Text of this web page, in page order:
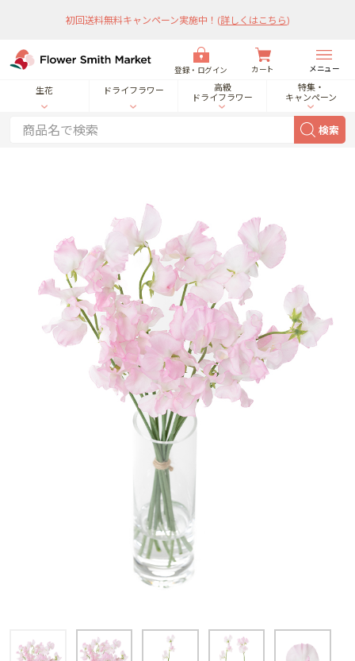
初回送料無料キャンペーン実施中！ (詳しくはこちら)
登録・ログイン カート メニュー
生花 ドライフラワー
高級
ドライフラワー
特集・
キャンペーン
検索